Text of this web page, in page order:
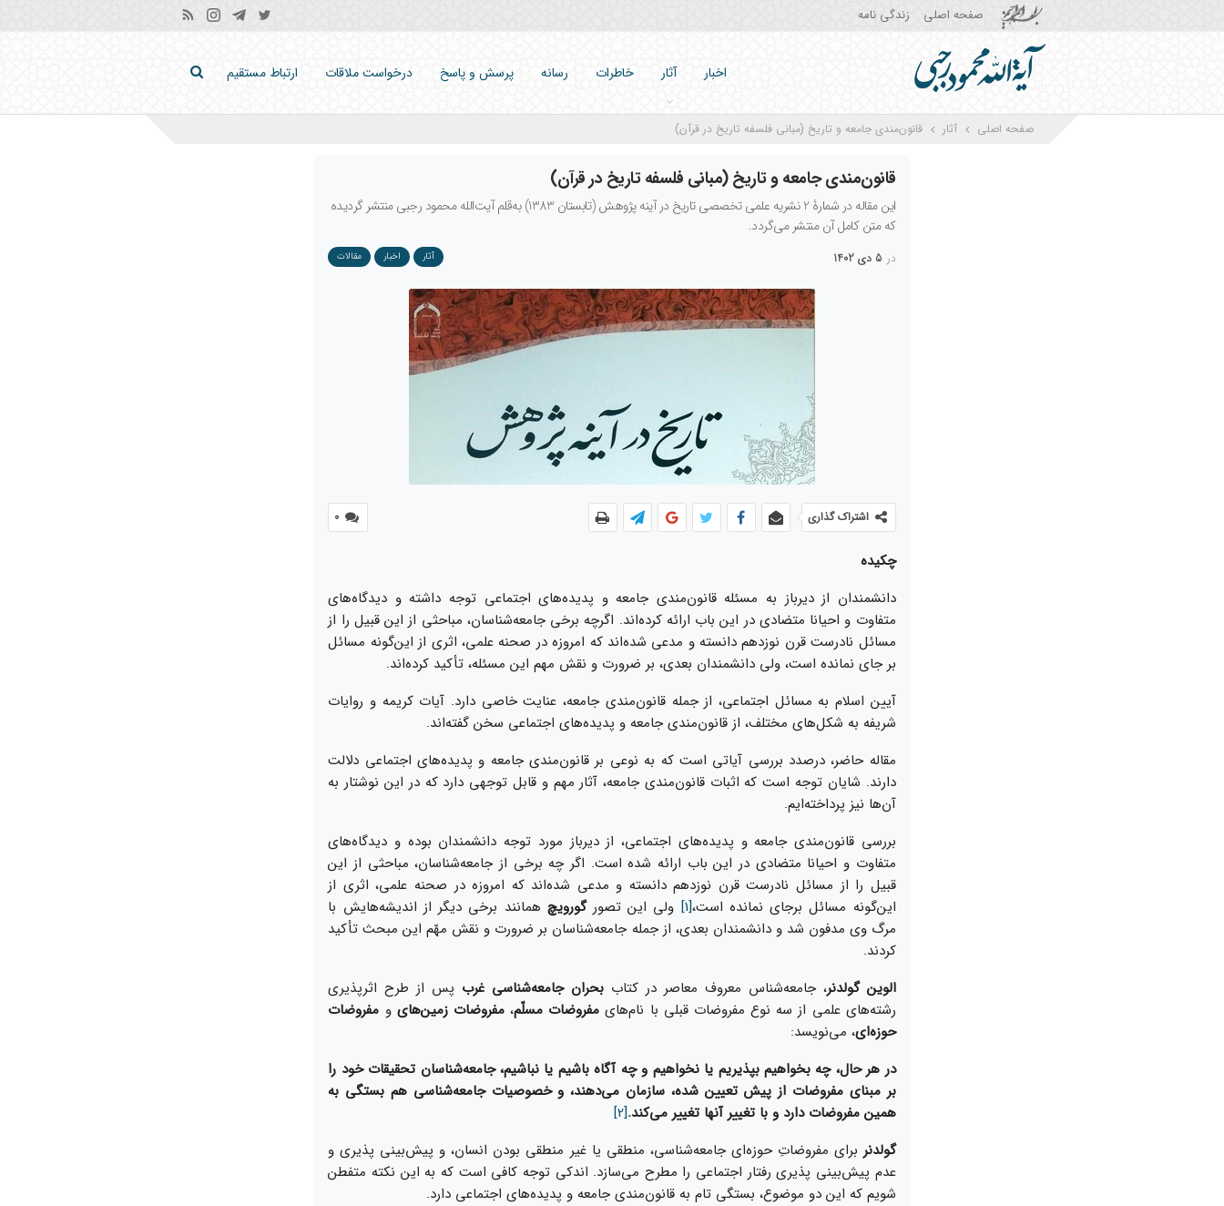
صفحه اصلی زندگی نامه
اخبار آثار خاطرات رسانه پرسش و پاسخ درخواست ملاقات ارتباط مستقیم
صفحه اصلی آثار قانون‏‌مندى جامعه و تاريخ (مبانى فلسفه تاريخ در قرآن)
قانون‏‌مندى جامعه و تاريخ (مبانى فلسفه تاريخ در قرآن)
این مقاله در شمارۀ 2 نشریه علمی تخصصی تاريخ در آينه پژوهش (تابستان 1383) به‌قلم آیت‌الله محمود رجبی منتشر گردیده
که متن کامل آن منتشر می‌گردد.
آثار اخبار مقالات در 5 دی 1402
0 اشتراک گذاری
چكيده
دانشمندان از ديرباز به مسئله قانون‏‌مندى جامعه و پديده‌‏هاى اجتماعى توجه داشته و ديدگاه‏‌هاى
متفاوت و احيانا متضادى در اين باب ارائه كرده‌‏اند. اگرچه برخى جامعه‌‏شناسان، مباحثى از اين قبيل را از
مسائل نادرست قرن نوزدهم دانسته و مدعى شده‏‌اند كه امروزه در صحنه علمى، اثرى از اين‏‌گونه مسائل
بر جاى نمانده است، ولى دانشمندان بعدى، بر ضرورت و نقش مهم اين مسئله، تأكيد كرده‌‏اند.
آيين اسلام به مسائل اجتماعى، از جمله قانون‏‌مندى جامعه، عنايت خاصى دارد. آيات كريمه و روايات
شريفه به شكل‌‏هاى مختلف، از قانون‏‌مندى جامعه و پديده‌‏هاى اجتماعى سخن گفته‌‏اند.
مقاله حاضر، درصدد بررسى آياتى است كه به نوعى بر قانون‌‏مندى جامعه و پديده‌‏هاى اجتماعى دلالت
دارند. شايان توجه است كه اثبات قانون‏‌مندى جامعه، آثار مهم و قابل توجهى دارد كه در اين نوشتار به
آن‌‏ها نيز پرداخته‏‌ايم.
بررسى قانون‌‏مندى جامعه و پديده‌‏هاى اجتماعى، از ديرباز مورد توجه دانشمندان بوده و ديدگاه‏‌هاى
متفاوت و احيانا متضادى در اين باب ارائه شده است. اگر چه برخى از جامعه‌‏شناسان، مباحثى از اين
قبيل را از مسائل نادرست قرن نوزدهم دانسته و مدعى شده‌‏اند كه امروزه در صحنه علمى، اثرى از
اين‏‌گونه مسائل برجاى نمانده است،[1] ولى اين تصورگورويچ همانند برخى ديگر از انديشه‌‏هايش با
مرگ وى مدفون شد و دانشمندان بعدى، از جمله جامعه‌‏شناسان بر ضرورت و نقش مهّم اين مبحث تأكيد
كردند.
الوين گولدنر، جامعه‏‌شناس معروف معاصر در كتاب بحران جامعه‌‏شناسى غرب پس از طرح اثرپذيرى
رشته‌‏هاى علمى از سه نوع مفروضات قبلى با نام‏‌هاى مفروضات مسلّم،مفروضات زمين‌ه‏اى و مفروضات
حوزه‏‌اى، مى‏‌نويسد:
در هر حال، چه بخواهيم بپذيريم يا نخواهيم و چه آگاه باشيم يا نباشيم، جامعه‌‏شناسان تحقيقات خود را
بر مبناى مفروضات از پيش تعيين شده، سازمان مى‌‏دهند، و خصوصيات جامعه‏‌شناسى هم بستگى به
همين مفروضات دارد و با تغيير آن‏ها تغيير مى‌‏كند.[2]
گولدنر براى مفروضاتِ حوزه‏‌اى جامعه‏‌شناسى، منطقى يا غير منطقى بودن انسان، و پيش‏‌بينى پذيرى و
عدم پيش‏‌بينى پذيرى رفتار اجتماعى را مطرح مى‌‏سازد. اندكى توجه كافى است كه به اين نكته متفطن
شويم كه اين دو موضوع، بستگى تام به قانون‌‏مندى جامعه و پديده‌‏هاى اجتماعى دارد.